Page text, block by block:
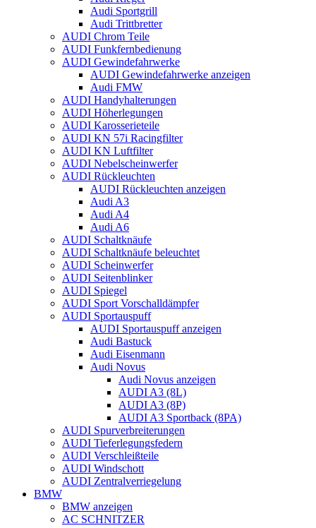
Audi Sportgrill
Audi Trittbretter
AUDI Chrom Teile
AUDI Funkfernbedienung
AUDI Gewindefahrwerke
AUDI Gewindefahrwerke anzeigen
Audi FMW
AUDI Handyhalterungen
AUDI Höherlegungen
AUDI Karosserieteile
AUDI KN 57i Racingfilter
AUDI KN Luftfilter
AUDI Nebelscheinwerfer
AUDI Rückleuchten
AUDI Rückleuchten anzeigen
Audi A3
Audi A4
Audi A6
AUDI Schaltknäufe
AUDI Schaltknäufe beleuchtet
AUDI Scheinwerfer
AUDI Seitenblinker
AUDI Spiegel
AUDI Sport Vorschalldämpfer
AUDI Sportauspuff
AUDI Sportauspuff anzeigen
Audi Bastuck
Audi Eisenmann
Audi Novus
Audi Novus anzeigen
AUDI A3 (8L)
AUDI A3 (8P)
AUDI A3 Sportback (8PA)
AUDI Spurverbreiterungen
AUDI Tieferlegungsfedern
AUDI Verschleißteile
AUDI Windschott
AUDI Zentralverriegelung
BMW
BMW anzeigen
AC SCHNITZER